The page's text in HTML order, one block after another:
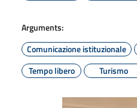
Arguments:
Comunicazione istituzionale
Tempo libero
Turismo